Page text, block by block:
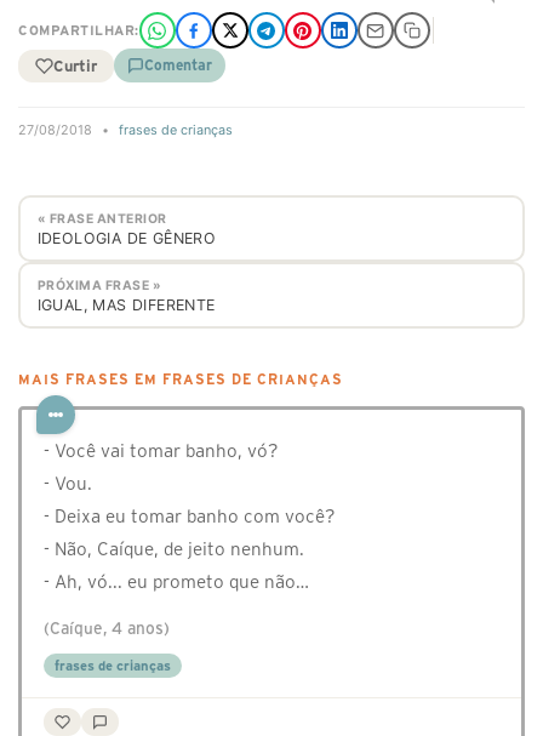
COMPARTILHAR:
Curtir Comentar
27/08/2018 • frases de crianças
« FRASE ANTERIOR
IDEOLOGIA DE GÊNERO
PRÓXIMA FRASE »
IGUAL, MAS DIFERENTE
MAIS FRASES EM FRASES DE CRIANÇAS
- Você vai tomar banho, vó?
- Vou.
- Deixa eu tomar banho com você?
- Não, Caíque, de jeito nenhum.
- Ah, vó... eu prometo que não…
(Caíque, 4 anos)
frases de crianças